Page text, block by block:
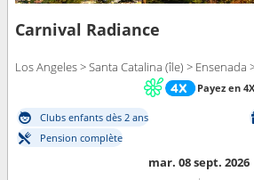
Carnival Radiance
Los Angeles > Santa Catalina (île) > Ensenada
Payez en 4X
Clubs enfants dès 2 ans
Pension complète
mar. 08 sept. 2026